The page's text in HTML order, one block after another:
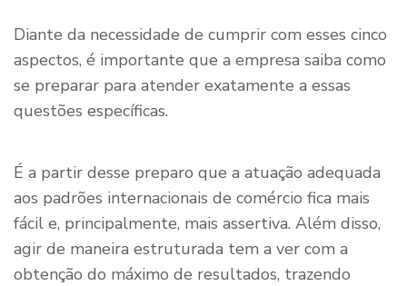
Diante da necessidade de cumprir com esses cinco
aspectos, é importante que a empresa saiba como
se preparar para atender exatamente a essas
questões específicas.
É a partir desse preparo que a atuação adequada
aos padrões internacionais de comércio fica mais
fácil e, principalmente, mais assertiva. Além disso,
agir de maneira estruturada tem a ver com a
obtenção do máximo de resultados, trazendo